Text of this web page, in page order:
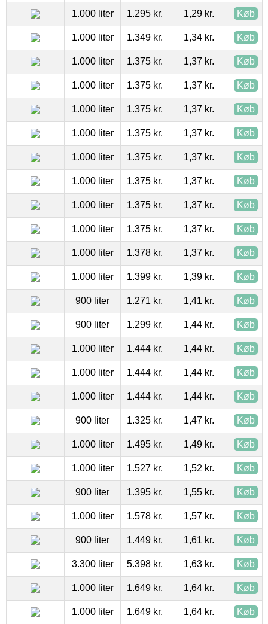
1.000 liter 1.295 kr. 1,29 kr. Køb
1.000 liter 1.349 kr. 1,34 kr. Køb
1.000 liter 1.375 kr. 1,37 kr. Køb
1.000 liter 1.375 kr. 1,37 kr. Køb
1.000 liter 1.375 kr. 1,37 kr. Køb
1.000 liter 1.375 kr. 1,37 kr. Køb
1.000 liter 1.375 kr. 1,37 kr. Køb
1.000 liter 1.375 kr. 1,37 kr. Køb
1.000 liter 1.375 kr. 1,37 kr. Køb
1.000 liter 1.375 kr. 1,37 kr. Køb
1.000 liter 1.378 kr. 1,37 kr. Køb
1.000 liter 1.399 kr. 1,39 kr. Køb
900 liter 1.271 kr. 1,41 kr. Køb
900 liter 1.299 kr. 1,44 kr. Køb
1.000 liter 1.444 kr. 1,44 kr. Køb
1.000 liter 1.444 kr. 1,44 kr. Køb
1.000 liter 1.444 kr. 1,44 kr. Køb
900 liter 1.325 kr. 1,47 kr. Køb
1.000 liter 1.495 kr. 1,49 kr. Køb
1.000 liter 1.527 kr. 1,52 kr. Køb
900 liter 1.395 kr. 1,55 kr. Køb
1.000 liter 1.578 kr. 1,57 kr. Køb
900 liter 1.449 kr. 1,61 kr. Køb
3.300 liter 5.398 kr. 1,63 kr. Køb
1.000 liter 1.649 kr. 1,64 kr. Køb
1.000 liter 1.649 kr. 1,64 kr. Køb